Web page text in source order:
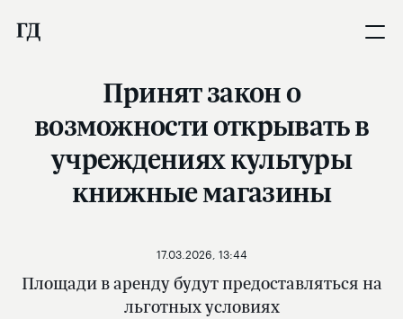
Принят закон о
возможности открывать в
учреждениях культуры
книжные магазины
Площади в аренду будут предоставляться на
льготных условиях
17.03.2026, 13:44